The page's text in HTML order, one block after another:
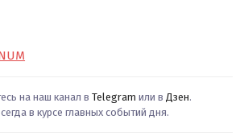
на наш канал в Telegram или в Дзен.
в курсе главных событий дня.